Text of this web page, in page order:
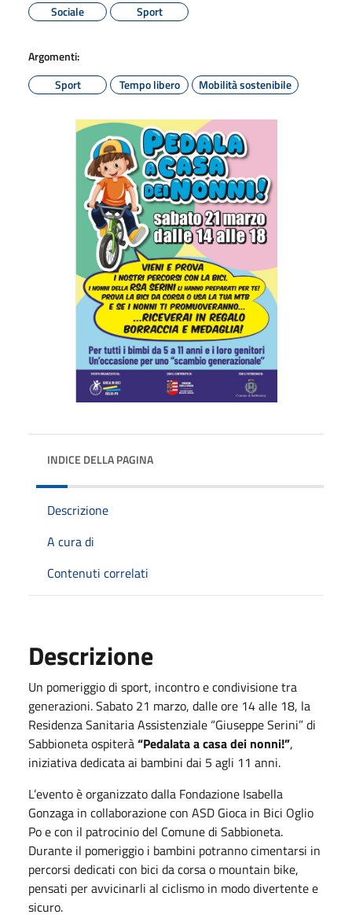
Sociale
Sport
Argomenti:
Sport
Tempo libero Mobilità sostenibile
INDICE DELLA PAGINA
Descrizione
A cura di
Contenuti correlati
Descrizione
Un pomeriggio di sport, incontro e condivisione tra
generazioni. Sabato 21 marzo, dalle ore 14 alle 18, la
Residenza Sanitaria Assistenziale “Giuseppe Serini” di
Sabbioneta ospiterà“Pedalata a casa dei nonni!”,
iniziativa dedicata ai bambini dai 5 agli 11 anni.
L’evento è organizzato dalla Fondazione Isabella
Gonzaga in collaborazione con ASD Gioca in Bici Oglio
Po e con il patrocinio del Comune di Sabbioneta.
Durante il pomeriggio i bambini potranno cimentarsi in
percorsi dedicati con bici da corsa o mountain bike,
pensati per avvicinarli al ciclismo in modo divertente e
sicuro.